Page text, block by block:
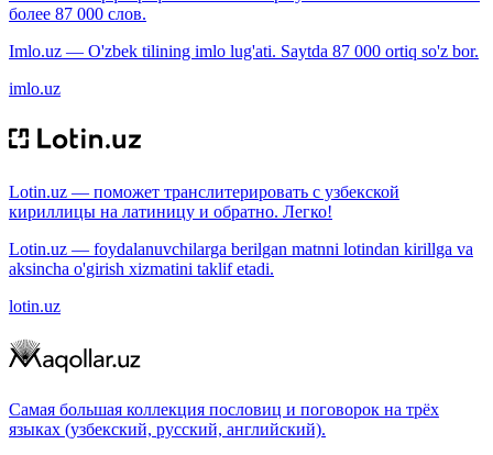
более 87 000 слов.
Imlo.uz — O'zbek tilining imlo lug'ati. Saytda 87 000 ortiq so'z bor.
imlo.uz
Lotin.uz — поможет транслитерировать с узбекской
кириллицы на латиницу и обратно. Легко!
Lotin.uz — foydalanuvchilarga berilgan matnni lotindan kirillga va
aksincha o'girish xizmatini taklif etadi.
lotin.uz
Самая большая коллекция пословиц и поговорок на трёх
языках (узбекский, русский, английский).